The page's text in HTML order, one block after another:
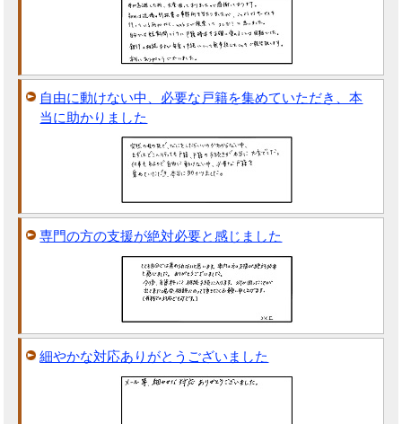
自由に動けない中、必要な戸籍を集めていただき、本
当に助かりました
専門の方の支援が絶対必要と感じました
細やかな対応ありがとうございました